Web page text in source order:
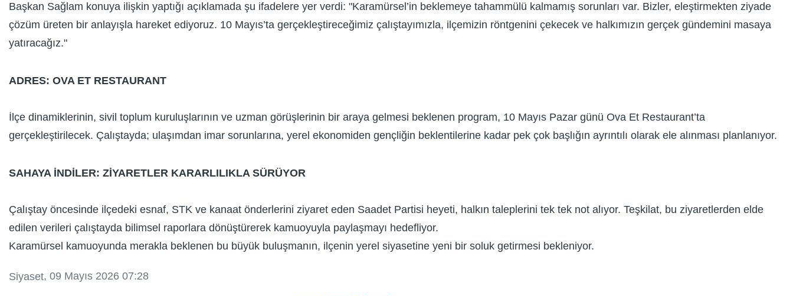
Başkan Sağlam konuya ilişkin yaptığı açıklamada şu ifadelere yer verdi: "Karamürsel’in beklemeye tahammülü kalmamış sorunları var. Bizler, eleştirmekten ziyade
çözüm üreten bir anlayışla hareket ediyoruz. 10 Mayıs’ta gerçekleştireceğimiz çalıştayımızla, ilçemizin röntgenini çekecek ve halkımızın gerçek gündemini masaya
yatıracağız."
ADRES: OVA ET RESTAURANT
İlçe dinamiklerinin, sivil toplum kuruluşlarının ve uzman görüşlerinin bir araya gelmesi beklenen program, 10 Mayıs Pazar günü Ova Et Restaurant’ta
gerçekleştirilecek. Çalıştayda; ulaşımdan imar sorunlarına, yerel ekonomiden gençliğin beklentilerine kadar pek çok başlığın ayrıntılı olarak ele alınması planlanıyor.
SAHAYA İNDİLER: ZİYARETLER KARARLILIKLA SÜRÜYOR
Çalıştay öncesinde ilçedeki esnaf, STK ve kanaat önderlerini ziyaret eden Saadet Partisi heyeti, halkın taleplerini tek tek not alıyor. Teşkilat, bu ziyaretlerden elde
edilen verileri çalıştayda bilimsel raporlara dönüştürerek kamuoyuyla paylaşmayı hedefliyor.
Karamürsel kamuoyunda merakla beklenen bu büyük buluşmanın, ilçenin yerel siyasetine yeni bir soluk getirmesi bekleniyor.
Siyaset, 09 Mayıs 2026 07:28